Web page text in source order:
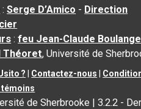
:Serge D’Amico - Direction
:feu Jean-Claude
Théoret, Université de
? Contactez-nous
témoins
de Sherbrooke |3.2.2 -